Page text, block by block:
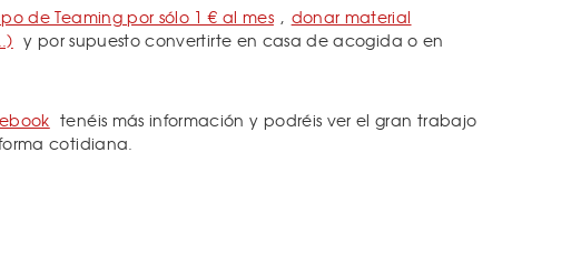
de Teaming por sólo 1 € al mes , donar material
y por supuesto convertirte en casa de acogida o en
tenéis más información y podréis ver el gran trabajo
cotidiana.